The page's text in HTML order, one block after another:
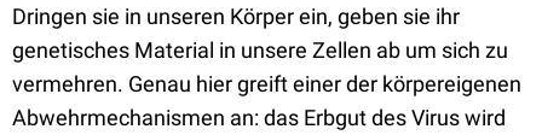
Dringen sie in unseren Körper ein, geben sie ihr
genetisches Material in unsere Zellen ab um sich zu
vermehren. Genau hier greift einer der körpereigenen
Abwehrmechanismen an: das Erbgut des Virus wird